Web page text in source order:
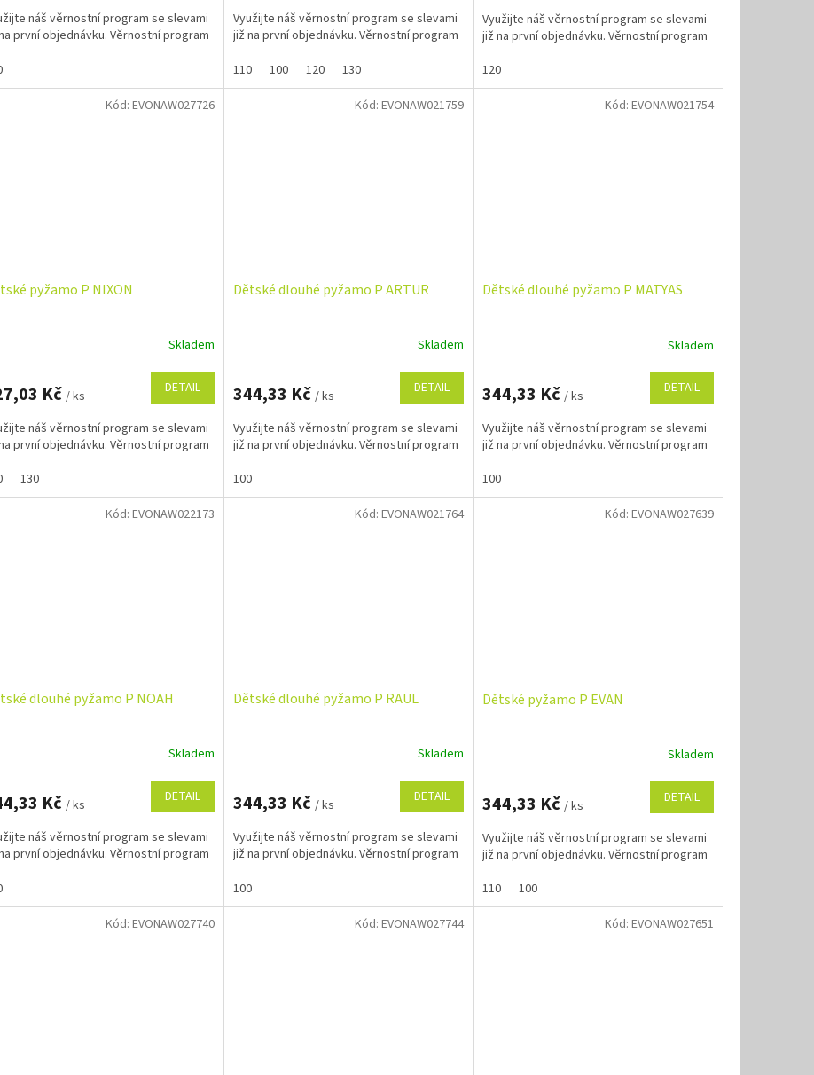
náš věrnostní program se slevami
první objednávku. Věrnostní program
Využijte náš věrnostní program se slevami
již na první objednávku. Věrnostní program
110
100 120 130
Využijte náš věrnostní program se slevami
již na první objednávku. Věrnostní program
120
pyžamo P NIXON
Skladem
Kč/ ks DETAIL
náš věrnostní program se slevami
první objednávku. Věrnostní program
130
Kód: EVONAW027726
Dětské dlouhé pyžamo P ARTUR
Skladem
344,33 Kč / ks DETAIL
Využijte náš věrnostní program se slevami
již na první objednávku. Věrnostní program
100
Kód: EVONAW021759
Dětské dlouhé pyžamo P MATYAS
Skladem
344,33 Kč / ks DETAIL
Využijte náš věrnostní program se slevami
již na první objednávku. Věrnostní program
100
Kód: EVONAW021754
dlouhé pyžamo P NOAH
Skladem
Kč/ ks DETAIL
náš věrnostní program se slevami
první objednávku. Věrnostní program
Kód: EVONAW022173
Dětské dlouhé pyžamo P RAUL
Skladem
344,33 Kč / ks DETAIL
Využijte náš věrnostní program se slevami
již na první objednávku. Věrnostní program
100
Kód: EVONAW021764
Dětské pyžamo P EVAN
Skladem
344,33 Kč / ks DETAIL
Využijte náš věrnostní program se slevami
již na první objednávku. Věrnostní program
110
100
Kód: EVONAW027639
Kód: EVONAW027740 Kód: EVONAW027744 Kód: EVONAW027651